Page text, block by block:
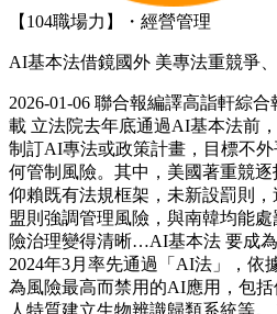
【104職場力】・經營管理
AI基本法借鏡國外 美專法重競爭
2026-01-06 聯合報編譯高詣軒綜
載 立法院去年底通過AI基本法前
制訂AI專法或政策計畫，目標不
何管制風險。其中，美國著重競
仰賴既有法規框架，未新設罰則
盟則強調管理風險，與南韓均能
險治理變得清晰…AI基本法 要成
2024年3月率先通過「AI法」，依
為風險最高而禁用的AI應用，包